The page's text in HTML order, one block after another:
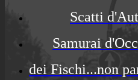
Scatti
Samurai
dei Fischi...non